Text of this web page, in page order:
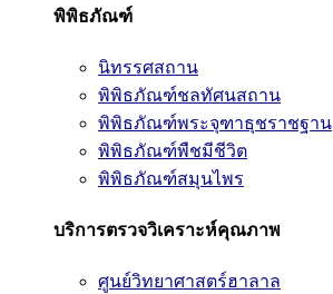
พิพิธภัณฑ์
นิทรรศสถาน
พิพิธภัณฑ์ชลทัศนสถาน
พิพิธภัณฑ์พระจุฑาธุชราชฐาน
พิพิธภัณฑ์พืชมีชีวิต
พิพิธภัณฑ์สมุนไพร
บริการตรวจวิเคราะห์คุณภาพ
ศูนย์วิทยาศาสตร์ฮาลาล